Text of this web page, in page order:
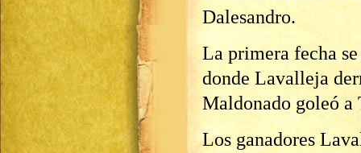
Dalesandro.
La primera fecha
donde Lavalleja
Maldonado goleó a
Los ganadores